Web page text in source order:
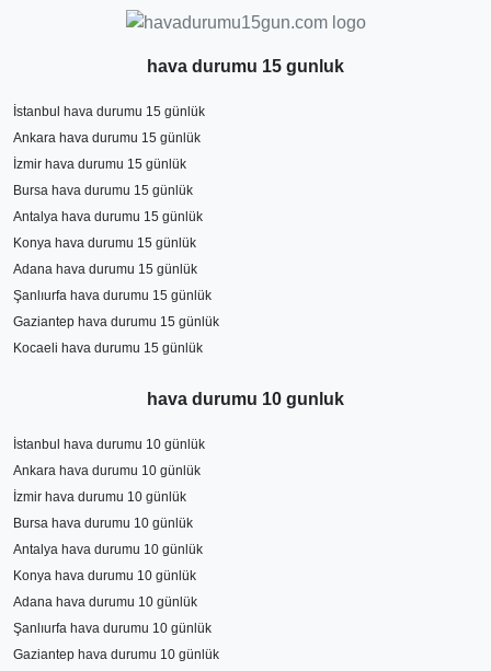
hava durumu 15 gunluk
İstanbul hava durumu 15 günlük
Ankara hava durumu 15 günlük
İzmir hava durumu 15 günlük
Bursa hava durumu 15 günlük
Antalya hava durumu 15 günlük
Konya hava durumu 15 günlük
Adana hava durumu 15 günlük
Şanlıurfa hava durumu 15 günlük
Gaziantep hava durumu 15 günlük
Kocaeli hava durumu 15 günlük
hava durumu 10 gunluk
İstanbul hava durumu 10 günlük
Ankara hava durumu 10 günlük
İzmir hava durumu 10 günlük
Bursa hava durumu 10 günlük
Antalya hava durumu 10 günlük
Konya hava durumu 10 günlük
Adana hava durumu 10 günlük
Şanlıurfa hava durumu 10 günlük
Gaziantep hava durumu 10 günlük